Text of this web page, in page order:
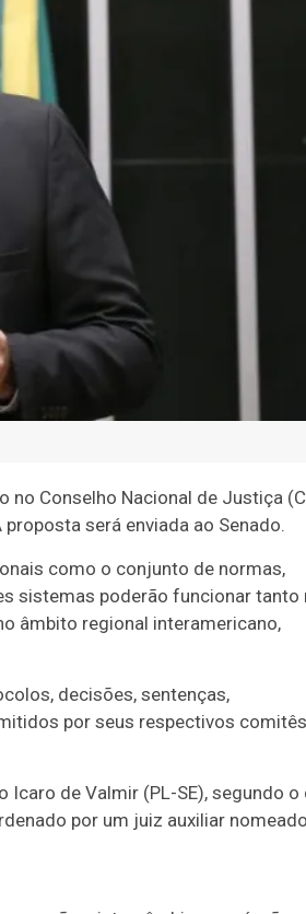
no Conselho Nacional de Justiça
será enviada ao Senado.
como o conjunto de normas,
sistemas poderão funcionar tanto
âmbito regional interamericano,
decisões, sentenças,
por seus respectivos
Icaro de Valmir (PL-SE), segundo o
por um juiz auxiliar